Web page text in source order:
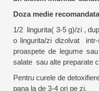
Doza medie
1/2 lingurita( 3-5 g)/zi ,
o lingurita/zi dizolvat
proaspete de legume
salate sau alte preparate
Pentru curele de
pana la de 3-4 ori pe zi.